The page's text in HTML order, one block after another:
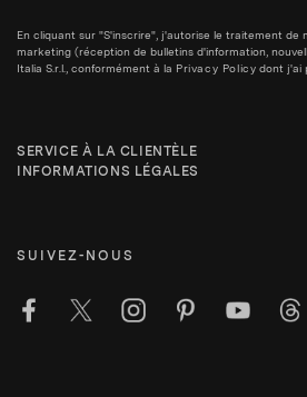
En cliquant sur "S'inscrire", j'autorise le traitement de
marketing (réception de bulletins d'information,
Italia S.r.l., conformément à la Privacy Policy dont j'ai
SERVICE À LA CLIENTÈLE
INFORMATIONS LÉGALES
SUIVEZ-NOUS